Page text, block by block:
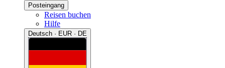
Posteingang
Reisen buchen
Hilfe
Deutsch · EUR · DE